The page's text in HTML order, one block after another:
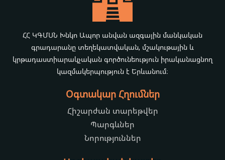
ՀՀ ԿԳՄՍՆ Խնկո Ապոր անվան ազգային մանկական
գրադարանը տեղեկատվական, մշակութային և
կրթադաստիարակչական գործունեություն իրականացնող
կազմակերպություն է Երևանում։
Օգտակար Հղումներ
Հիշարժան տարեթվեր
Պարգևներ
Նորություններ